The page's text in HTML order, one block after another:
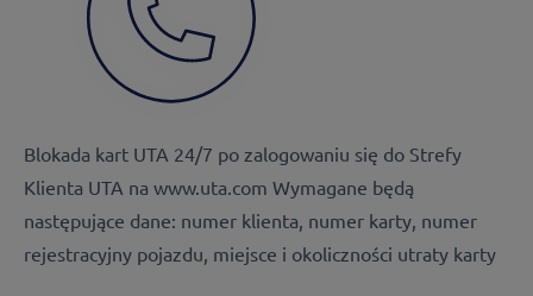
Blokada kart UTA 24/7 po zalogowaniu się do Strefy
Klienta UTA na www.uta.com Wymagane będą
następujące dane: numer klienta, numer karty, numer
rejestracyjny pojazdu, miejsce i okoliczności utraty karty